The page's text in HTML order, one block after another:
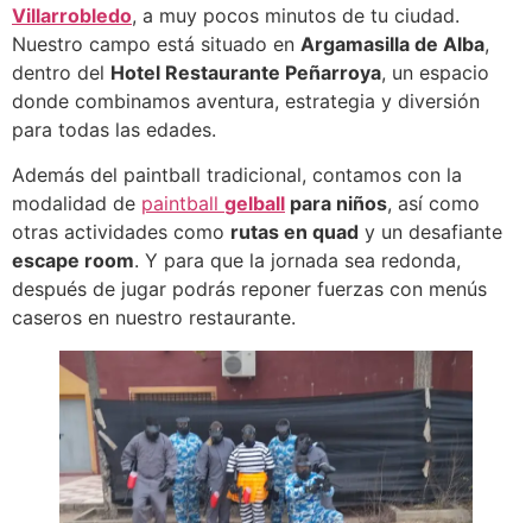
Villarrobledo, a muy pocos minutos de tu ciudad.
Nuestro campo está situado en Argamasilla de Alba,
dentro del Hotel Restaurante Peñarroya, un espacio
donde combinamos aventura, estrategia y diversión
para todas las edades.
Además del paintball tradicional, contamos con la
modalidad de paintball gelball para niños, así como
otras actividades como rutas en quad y un desafiante
escape room. Y para que la jornada sea redonda,
después de jugar podrás reponer fuerzas con menús
caseros en nuestro restaurante.